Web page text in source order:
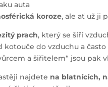
koroze, ale ať už ji
prach, který se šíří
kotouče do vzduchu a
a šiřitelem“ jsou pak
najdete na blatnících,